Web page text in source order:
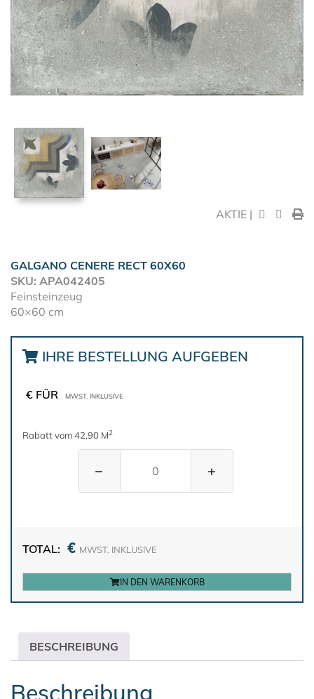
AKTIE |
GALGANO CENERE RECT 60X60
SKU: APA042405
Feinsteinzeug
60×60 cm
IHRE BESTELLUNG AUFGEBEN
€ FÜR MWST. INKLUSIVE
Rabatt vom 42,90 M2
− +
TOTAL: € MWST. INKLUSIVE
IN DEN WARENKORB
BESCHREIBUNG
Beschreibung